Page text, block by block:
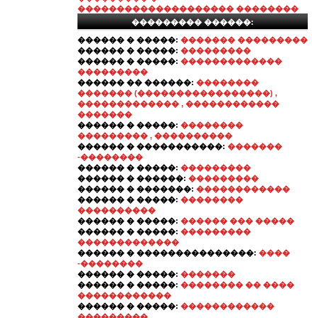
�������������������� ��������
��������� ������:
������ � �����: ������� ���������
������ � �����: ���������
������ � �����: �������������
���������
������ �� ������: ��������
������� (�����������������) ,
������������� , ������������
�������
������ � �����: ��������
��������� , ����������
������ � �����������: �������
-��������
������ � �����: ���������
������ � ������: ���������
������ � �������: ������������
������ � �����: ��������
����������
������ � �����: ������ ��� �����
������ � �����: ���������
�������������
������ � ���������������: ����
-��������
������ � �����: �������
������ � �����: �������� �� ����
������������
������ � �����: ������������